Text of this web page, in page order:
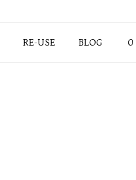
RE-USE BLOG 0